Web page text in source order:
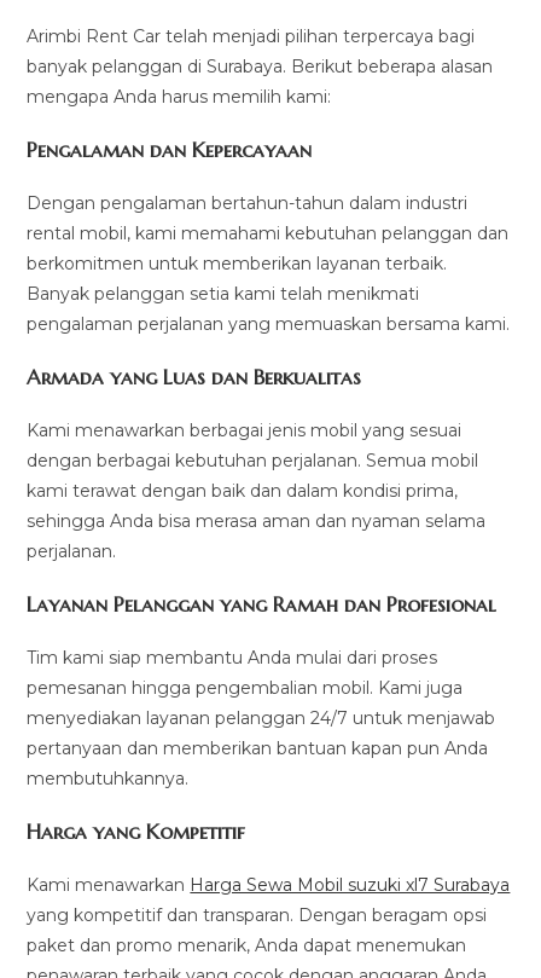
Arimbi Rent Car telah menjadi pilihan terpercaya bagi
banyak pelanggan di Surabaya. Berikut beberapa alasan
mengapa Anda harus memilih kami:
Pengalaman dan Kepercayaan
Dengan pengalaman bertahun-tahun dalam industri
rental mobil, kami memahami kebutuhan pelanggan dan
berkomitmen untuk memberikan layanan terbaik.
Banyak pelanggan setia kami telah menikmati
pengalaman perjalanan yang memuaskan bersama kami.
Armada yang Luas dan Berkualitas
Kami menawarkan berbagai jenis mobil yang sesuai
dengan berbagai kebutuhan perjalanan. Semua mobil
kami terawat dengan baik dan dalam kondisi prima,
sehingga Anda bisa merasa aman dan nyaman selama
perjalanan.
Layanan Pelanggan yang Ramah dan Profesional
Tim kami siap membantu Anda mulai dari proses
pemesanan hingga pengembalian mobil. Kami juga
menyediakan layanan pelanggan 24/7 untuk menjawab
pertanyaan dan memberikan bantuan kapan pun Anda
membutuhkannya.
Harga yang Kompetitif
Kami menawarkan Harga Sewa Mobil suzuki xl7 Surabaya
yang kompetitif dan transparan. Dengan beragam opsi
paket dan promo menarik, Anda dapat menemukan